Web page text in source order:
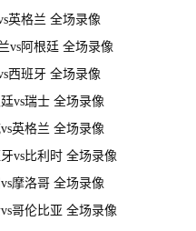
英格兰 全场录像
vs阿根廷 全场录像
西班牙 全场录像
vs瑞士 全场录像
英格兰 全场录像
vs比利时 全场录像
摩洛哥 全场录像
哥伦比亚 全场录像